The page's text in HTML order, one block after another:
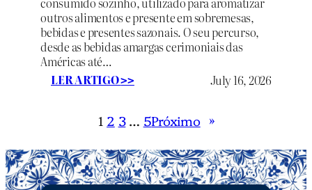
outros alimentos e presente em sobremesas,
bebidas e presentes sazonais. O seu percurso,
desde as bebidas amargas cerimoniais das
Américas até…
LER ARTIGO>>:
i
t
ó
r
July 16, 2026
1 2 3 … 5Próximo »